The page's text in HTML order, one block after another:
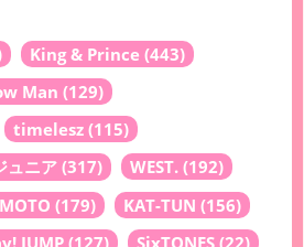
King & Prince (443)
Man (129)
timelesz (115)
ュニア (317) WEST. (192)
(179) KAT-TUN (156)
JUMP (127) SixTONES (22)